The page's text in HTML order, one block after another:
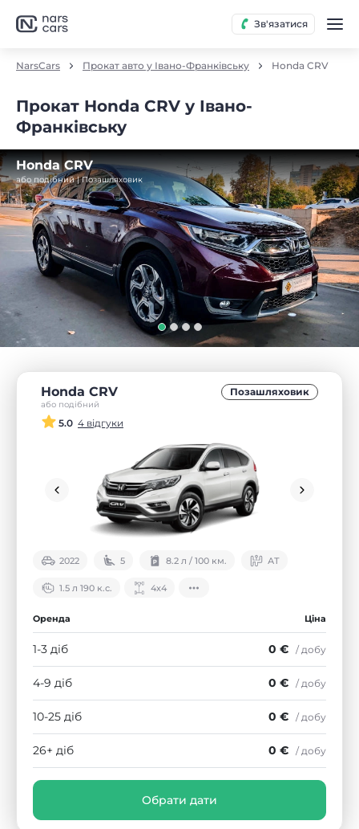
Зв'язатися
NarsCars Прокат авто у Івано-Франківську Honda CRV
Прокат Honda CRV у Івано-
Франківську
Honda CRV
або подібний | Позашляховик
Honda CRV
або подібний
Позашляховик
5.0 4 відгуки
2022 5 8.2 л / 100 км. АТ
1.5 л 190 к.с. 4х4
Оренда Ціна
1-3 діб 0 € / добу
4-9 діб 0 € / добу
10-25 діб 0 € / добу
26+ діб 0 € / добу
Обрати дати